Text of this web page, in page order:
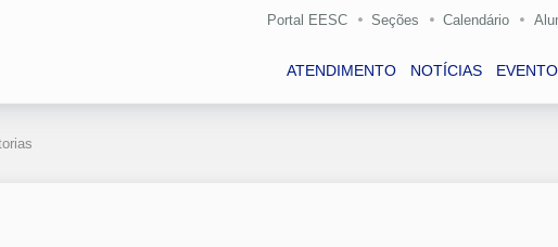
Portal EESC Seções Calendário
ATENDIMENTO NOTÍCIAS